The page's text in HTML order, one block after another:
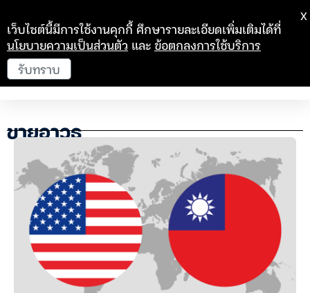
ขายอาวุธ
เว็บไซต์นี้มีการใช้งานคุกกี้ ศึกษารายละเอียดเพิ่มเติมได้ที่
นโยบายความเป็นส่วนตัว และข้อตกลงการใช้บริการ
รับทราบ
X